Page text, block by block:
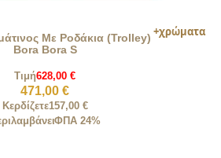
Με Ροδάκια (Trolley)
Bora Bora S
Τιμή628,00 €
471,00 €
Κερδίζετε157,00 €
ΦΠΑ 24%